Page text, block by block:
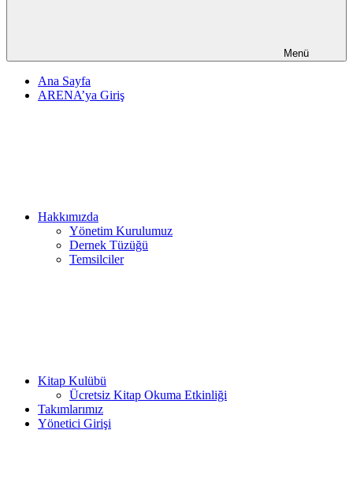
Menü
Ana Sayfa
ARENA’ya Giriş
Hakkımızda
Yönetim Kurulumuz
Dernek Tüzüğü
Temsilciler
Kitap Kulübü
Ücretsiz Kitap Okuma Etkinliği
Takımlarımız
Yönetici Girişi